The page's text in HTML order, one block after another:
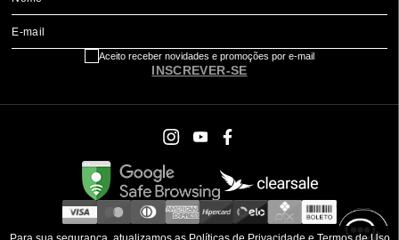
E-mail
INSCREVER-SE
Aceito receber novidades e promoções por e-mail